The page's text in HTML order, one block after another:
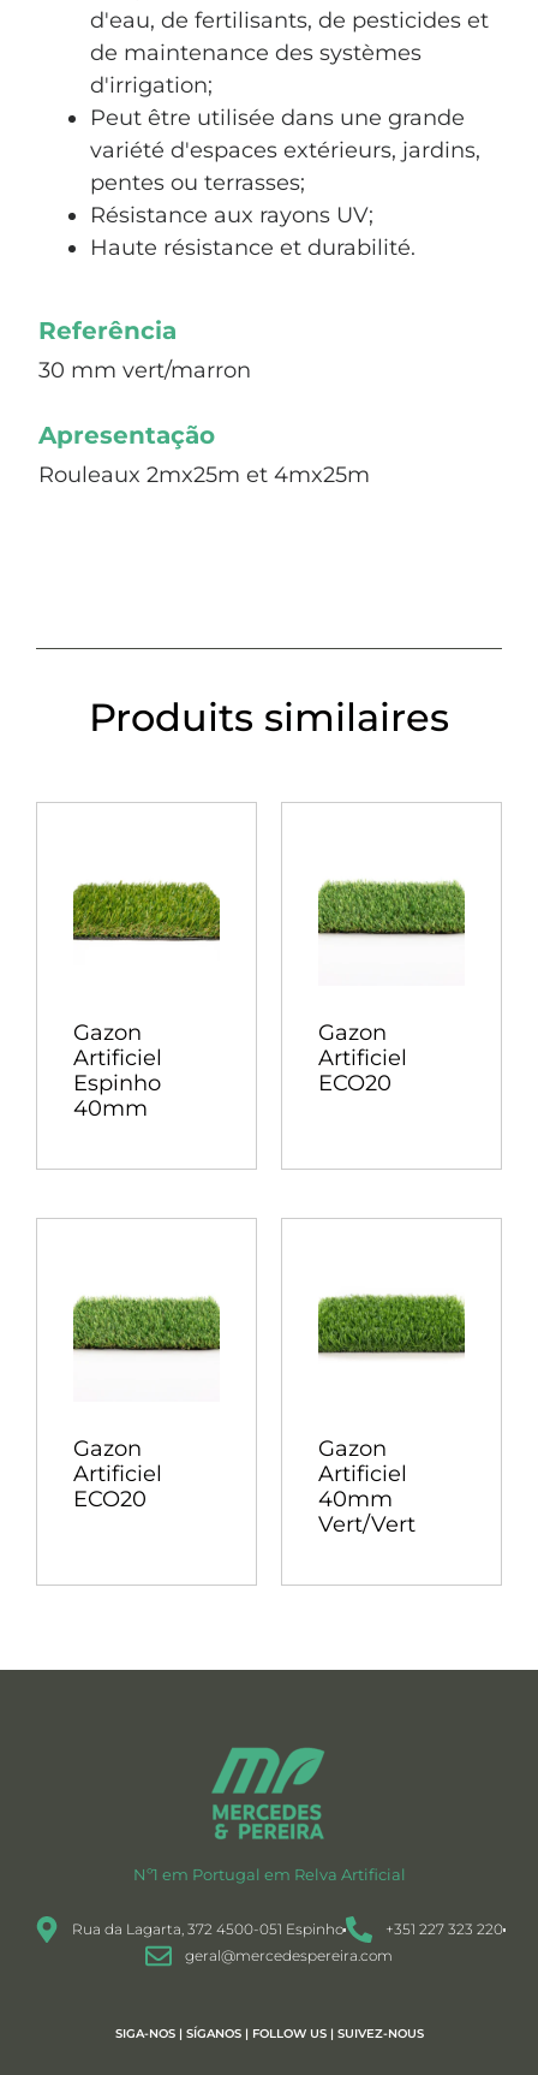
d'eau, de fertilisants, de pesticides et
de maintenance des systèmes
d'irrigation;
Peut être utilisée dans une grande
variété d'espaces extérieurs, jardins,
pentes ou terrasses;
Résistance aux rayons UV;
Haute résistance et durabilité.
Referência
30 mm vert/marron
Apresentação
Rouleaux 2mx25m et 4mx25m
Produits similaires
Gazon
Artificiel
Espinho
40mm
Gazon
Artificiel
ECO20
Gazon
Artificiel
ECO20
Gazon
Artificiel
40mm
Vert/Vert
Nº1 em Portugal em Relva Artificial
Rua da Lagarta, 372 4500-051 Espinho
+351 227 323 220
geral@mercedespereira.com
SIGA-NOS | SÍGANOS | FOLLOW US | SUIVEZ-NOUS